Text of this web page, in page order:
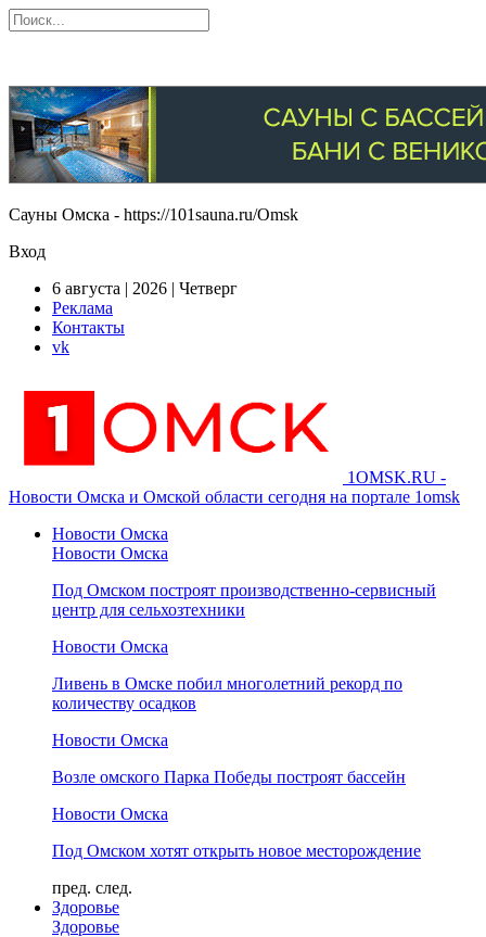
Сауны Омска - https://101sauna.ru/Omsk
Вход
6 августа | 2026 | Четверг
Реклама
Контакты
vk
1OMSK.RU -
Новости Омска и Омской области сегодня на портале 1omsk
Новости Омска
Новости Омска
Под Омском построят производственно-сервисный
центр для сельхозтехники
Новости Омска
Ливень в Омске побил многолетний рекорд по
количеству осадков
Новости Омска
Возле омского Парка Победы построят бассейн
Новости Омска
Под Омском хотят открыть новое месторождение
пред. след.
Здоровье
Здоровье